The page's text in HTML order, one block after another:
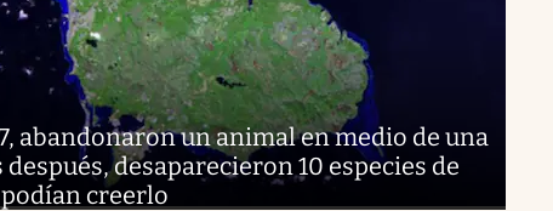
abandonaron un animal en medio de una
desaparecieron 10 especies de
creerlo